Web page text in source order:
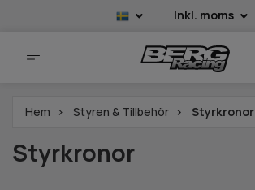
Inkl. moms
Hem Styren & Tillbehör Styrkronor
Styrkronor